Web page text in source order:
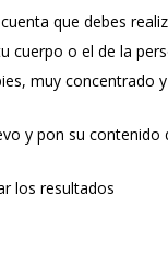
que debes
cuerpo o el de la
muy concentrado
y pon su
los resultados